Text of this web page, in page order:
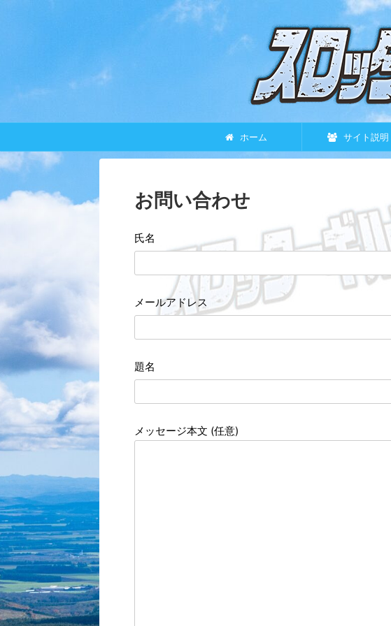
ホーム サイト説明
お問い合わせ
氏名
メールアドレス
題名
メッセージ本文 (任意)